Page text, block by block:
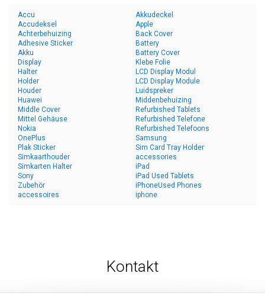
Accu
Accudeksel
Achterbehuizing
Adhesive Sticker
Akku
Akkudeckel
Apple
Back Cover
Battery
Battery Cover
Display
Halter
Holder
Houder
Huawei
Klebe Folie
LCD Display Modul
LCD Display Module
Luidspreker
Middenbehuizing
Middle Cover
Mittel Gehäuse
Nokia
OnePlus
Plak Sticker
Refurbished Tablets
Refurbished Telefone
Refurbished Telefoons
Samsung
Sim Card Tray Holder
Simkaarthouder
Simkarten Halter
Sony
Zubehör
accessoires
accessories
iPad
iPad Used Tablets
iPhoneUsed Phones
iphone
Kontakt